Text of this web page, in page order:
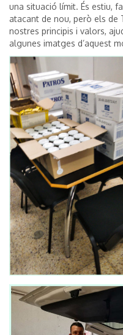
una situació límit. És estiu,
atacant de nou, però els de
nostres principis i valors,
algunes imatges d’aquest